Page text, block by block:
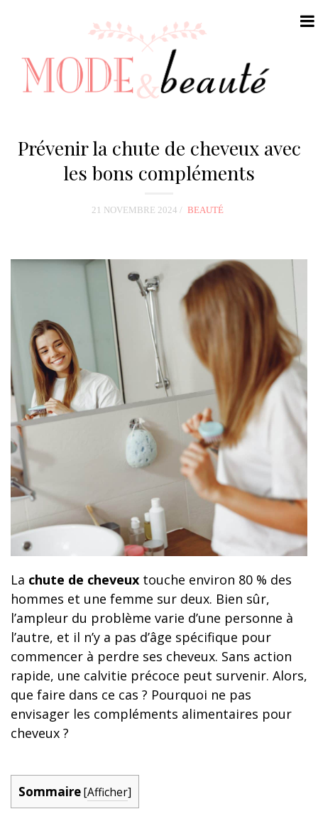
i
Prévenir la chute de cheveux avec
les bons compléments
21 NOVEMBRE 2024 BEAUTÉ
La chute de cheveux touche environ 80 % des
hommes et une femme sur deux. Bien sûr,
l’ampleur du problème varie d’une personne à
l’autre, et il n’y a pas d’âge spécifique pour
commencer à perdre ses cheveux. Sans action
rapide, une calvitie précoce peut survenir. Alors,
que faire dans ce cas ? Pourquoi ne pas
envisager les compléments alimentaires pour
cheveux ?
Sommaire[Afficher]